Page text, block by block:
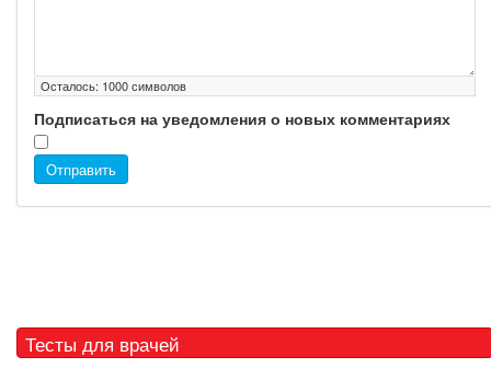
Осталось: 1000символов
Подписаться на уведомления о новых комментариях
Отправить
Тесты для врачей